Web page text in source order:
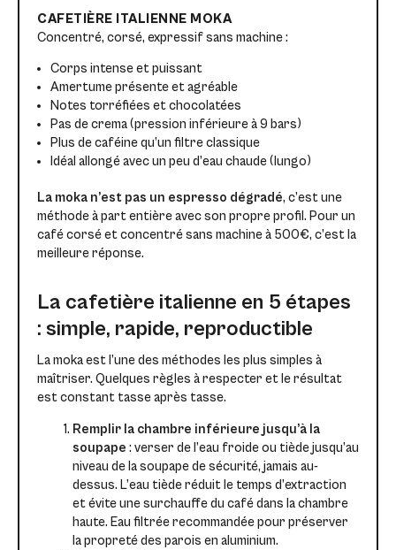
CAFETIÈRE ITALIENNE MOKA
Concentré, corsé, expressif sans machine :
Corps intense et puissant
Amertume présente et agréable
Notes torréfiées et chocolatées
Pas de crema (pression inférieure à 9 bars)
Plus de caféine qu’un filtre classique
Idéal allongé avec un peu d’eau chaude (lungo)
La moka n’est pas un espresso dégradé, c’est une
méthode à part entière avec son propre profil. Pour un
café corsé et concentré sans machine à 500€, c’est la
meilleure réponse.
La cafetière italienne en 5 étapes
: simple, rapide, reproductible
La moka est l’une des méthodes les plus simples à
maîtriser. Quelques règles à respecter et le résultat
est constant tasse après tasse.
Remplir la chambre inférieure jusqu’à la
soupape : verser de l’eau froide ou tiède jusqu’au
niveau de la soupape de sécurité, jamais au-
dessus. L’eau tiède réduit le temps d’extraction
et évite une surchauffe du café dans la chambre
haute. Eau filtrée recommandée pour préserver
la propreté des parois en aluminium.